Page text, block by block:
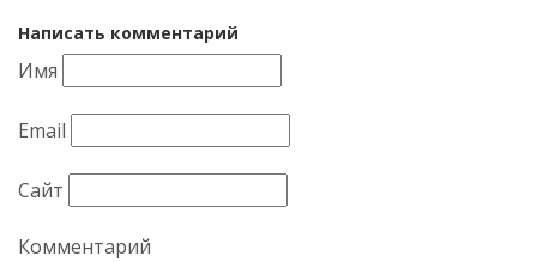
Написать комментарий
Имя
Email
Сайт
Комментарий